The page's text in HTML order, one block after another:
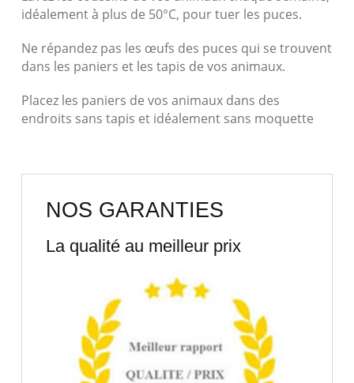
idéalement à plus de 50°C, pour tuer les puces.
Ne répandez pas les œufs des puces qui se trouvent
dans les paniers et les tapis de vos animaux.
Placez les paniers de vos animaux dans des
endroits sans tapis et idéalement sans moquette
NOS GARANTIES
La qualité au meilleur prix